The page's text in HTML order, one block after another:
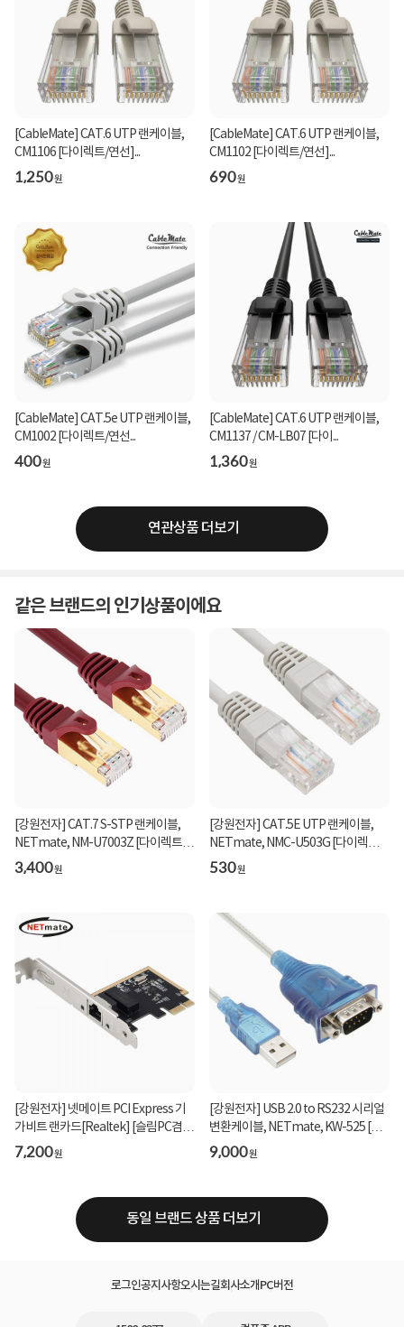
[CableMate] CAT.6 UTP 랜케이블,
CM1106 [다이렉트/연선]...
1,250원
[CableMate] CAT.6 UTP 랜케이블,
CM1102 [다이렉트/연선]...
690원
[CableMate] CAT.5e UTP 랜케이블,
CM1002 [다이렉트/연선...
400원
[CableMate] CAT.6 UTP 랜케이블,
CM1137 / CM-LB07 [다이...
1,360원
연관상품 더보기
같은 브랜드의 인기상품이에요
[강원전자] CAT.7 S-STP 랜케이블,
NETmate, NM-U7003Z [다이렉트/
연선] [와인/0.3m]
3,400원
[강원전자] CAT.5E UTP 랜케이블,
NETmate, NMC-U503G [다이렉트/
연선] [그레이/0.3m...
530원
[강원전자] 넷메이트 PCI Express 기
가비트 랜카드[Realtek] [슬림PC겸
용] [NM-PL11 ]...
7,200원
[강원전자] USB 2.0 to RS232 시리얼
변환케이블, NETmate, KW-525 [투
명블루/0.45m]
9,000원
동일 브랜드 상품 더보기
로그인공지사항오시는길회사소개PC버전